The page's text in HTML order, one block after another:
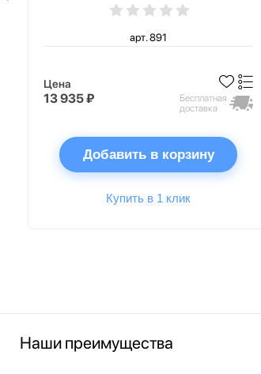
арт. 891
Цена
13 935 ₽
Бесплатная
доставка
Добавить в корзину
Купить в 1 клик
Наши преимущества